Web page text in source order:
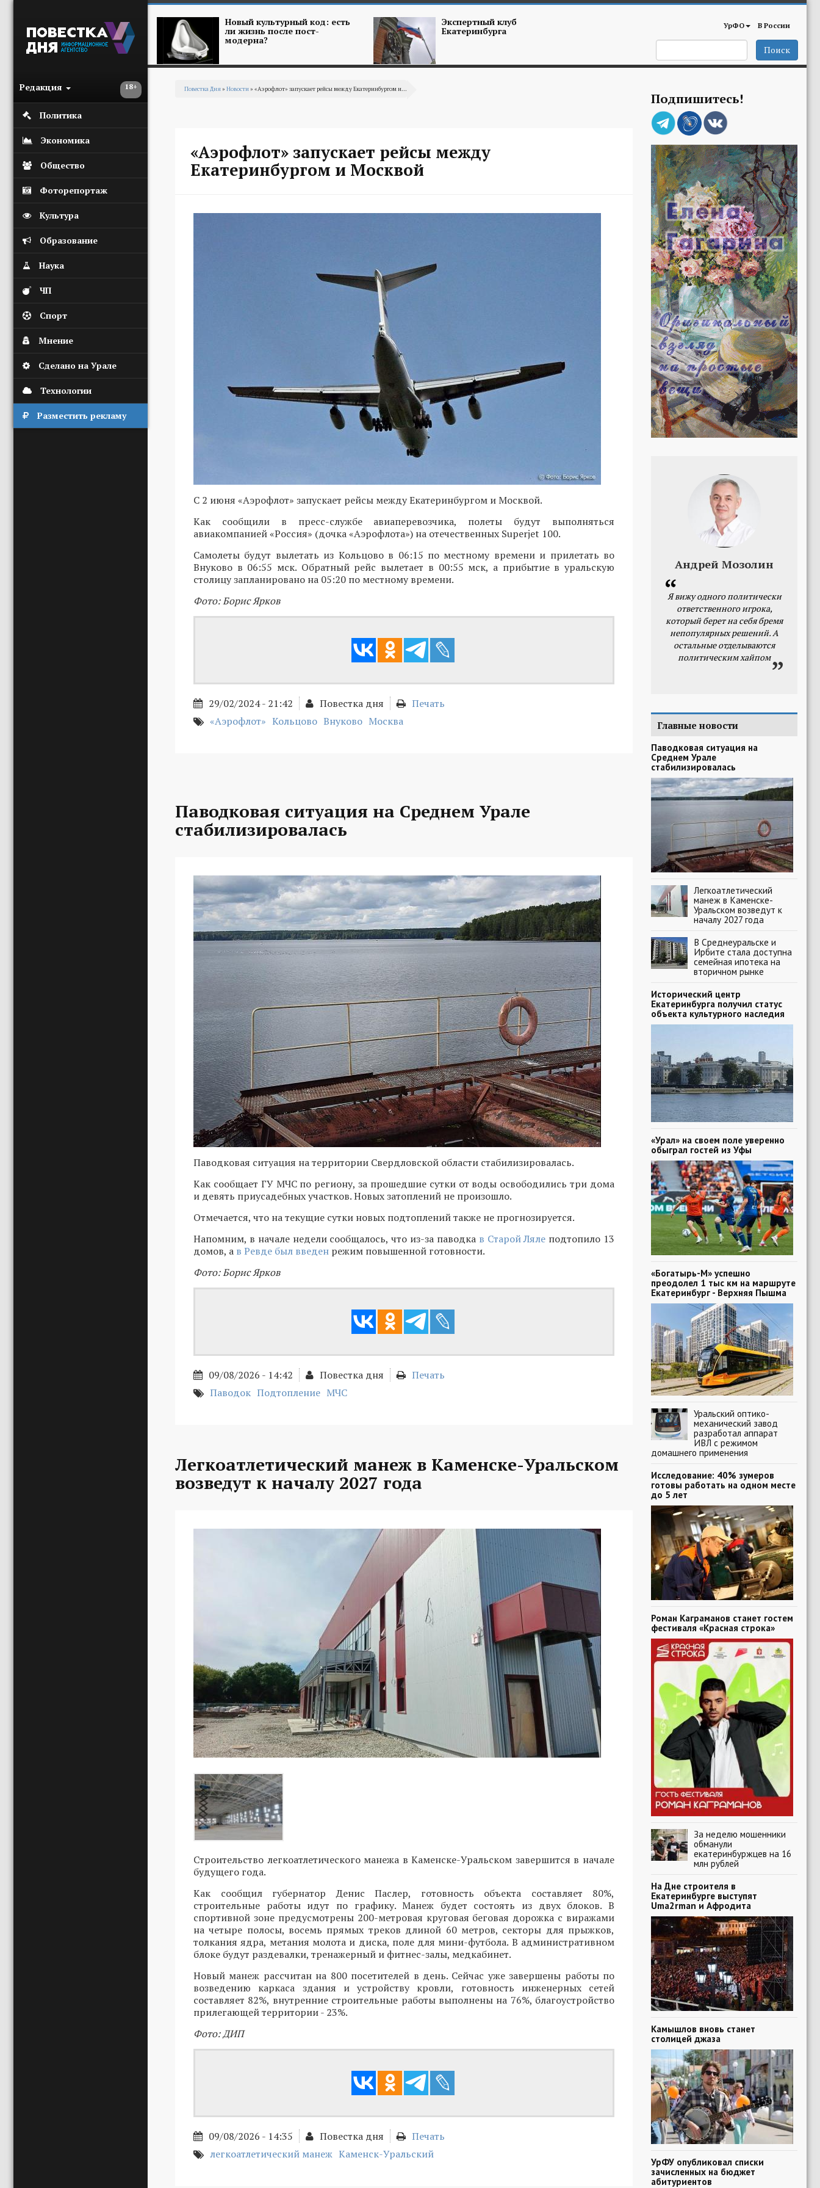
18+
Редакция
Политика
Экономика
Общество
Фоторепортаж
Культура
Образование
Наука
ЧП
Спорт
Мнение
Сделано на Урале
Технологии
Разместить рекламу
Новый культурный код: есть
ли жизнь после пост-
модерна?
Экспертный клуб
Екатеринбурга УрФО В России
Поиск
Повестка Дня» Новости» «Аэрофлот» запускает рейсы между Екатеринбургом и...
«Аэрофлот» запускает рейсы между
Екатеринбургом и Москвой
С 2 июня «Аэрофлот» запускает рейсы между Екатеринбургом и Москвой.
Как сообщили в пресс-службе авиаперевозчика, полеты будут выполняться
авиакомпанией «Россия» (дочка «Аэрофлота») на отечественных Superjet 100.
Самолеты будут вылетать из Кольцово в 06:15 по местному времени и прилетать во
Внуково в 06:55 мск. Обратный рейс вылетает в 00:55 мск, а прибытие в уральскую
столицу запланировано на 05:20 по местному времени.
Фото: Борис Ярков
29/02/2024 - 21:42 Повестка дня
Печать
«Аэрофлот» Кольцово Внуково Москва
Паводковая ситуация на Среднем Урале
стабилизировалась
Паводковая ситуация на территории Свердловской области стабилизировалась.
Как сообщает ГУ МЧС по региону, за прошедшие сутки от воды освободились три дома
и девять приусадебных участков. Новых затоплений не произошло.
Отмечается, что на текущие сутки новых подтоплений также не прогнозируется.
Напомним, в начале недели сообщалось, что из-за паводка в Старой Ляле подтопило 13
домов, а в Ревде был введен режим повышенной готовности.
Фото: Борис Ярков
09/08/2026 - 14:42 Повестка дня
Печать
Паводок Подтопление МЧС
Легкоатлетический манеж в Каменске-Уральском
возведут к началу 2027 года
Строительство легкоатлетического манежа в Каменске-Уральском завершится в начале
будущего года.
Как сообщил губернатор Денис Паслер, готовность объекта составляет 80%,
строительные работы идут по графику. Манеж будет состоять из двух блоков. В
спортивной зоне предусмотрены 200-метровая круговая беговая дорожка с виражами
на четыре полосы, восемь прямых треков длиной 60 метров, секторы для прыжков,
толкания ядра, метания молота и диска, поле для мини-футбола. В административном
блоке будут раздевалки, тренажерный и фитнес-залы, медкабинет.
Новый манеж рассчитан на 800 посетителей в день. Сейчас уже завершены работы по
возведению каркаса здания и устройству кровли, готовность инженерных сетей
составляет 82%, внутренние строительные работы выполнены на 76%, благоустройство
прилегающей территории - 23%.
Фото: ДИП
09/08/2026 - 14:35 Повестка дня
Печать
легкоатлетический манеж Каменск-Уральский
Подпишитесь!
Андрей Мозолин
Я вижу одного политически
ответственного игрока,
который берет на себя бремя
непопулярных решений. А
остальные отделываются
политическим хайпом
Главные новости
Паводковая ситуация на
Среднем Урале
стабилизировалась
Легкоатлетический
манеж в Каменске-
Уральском возведут к
началу 2027 года
В Среднеуральске и
Ирбите стала доступна
семейная ипотека на
вторичном рынке
Исторический центр
Екатеринбурга получил статус
объекта культурного наследия
«Урал» на своем поле уверенно
обыграл гостей из Уфы
«Богатырь-М» успешно
преодолел 1 тыс км на маршруте
Екатеринбург - Верхняя Пышма
Уральский оптико-
механический завод
разработал аппарат
ИВЛ с режимом
домашнего применения
Исследование: 40% зумеров
готовы работать на одном месте
до 5 лет
Роман Каграманов станет гостем
фестиваля «Красная строка»
За неделю мошенники
обманули
екатеринбуржцев на 16
млн рублей
На Дне строителя в
Екатеринбурге выступят
Uma2rman и Афродита
Камышлов вновь станет
столицей джаза
УрФУ опубликовал списки
зачисленных на бюджет
абитуриентов